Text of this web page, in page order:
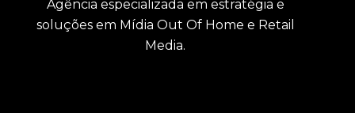
Agência especializada em estratégia e
soluções em Mídia Out Of Home e Retail
Media.